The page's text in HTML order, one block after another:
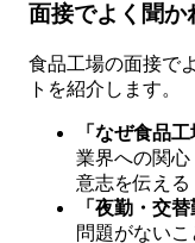
面接でよく聞か
食品工場の面接で
トを紹介します。
「なぜ食品
業界への関
意志を伝える
「夜勤・交
問題がない